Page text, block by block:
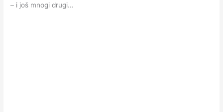
– i još mnogi drugi…